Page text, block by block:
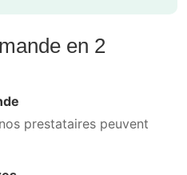
en 2
prestataires peuvent